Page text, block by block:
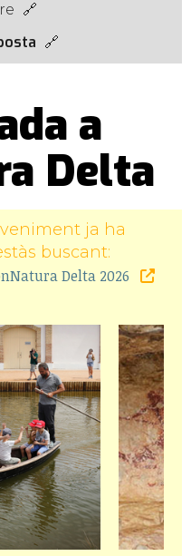
a
Delta
ja ha
buscant:
Delta 2026